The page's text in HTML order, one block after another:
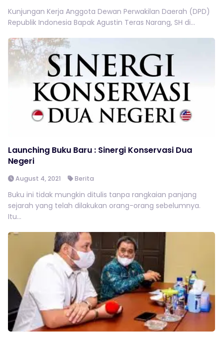
Kunjungan Kerja Anggota Dewan Perwakilan Daerah (DPD)
Republik Indonesia Bapak Agustin Teras Narang, SH di...
Launching Buku Baru : Sinergi Konservasi Dua
Negeri
August 4, 2021 Berita
Buku ini tidak mungkin ditulis tanpa rangkaian panjang
sejarah yang telah dilakukan orang-orang sebelumnya.
Itu...